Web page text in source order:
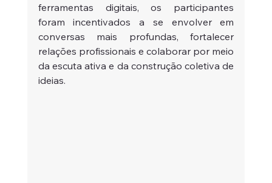
ferramentas digitais, os participantes
foram incentivados a se envolver em
conversas mais profundas, fortalecer
relações profissionais e colaborar por meio
da escuta ativa e da construção coletiva de
ideias.